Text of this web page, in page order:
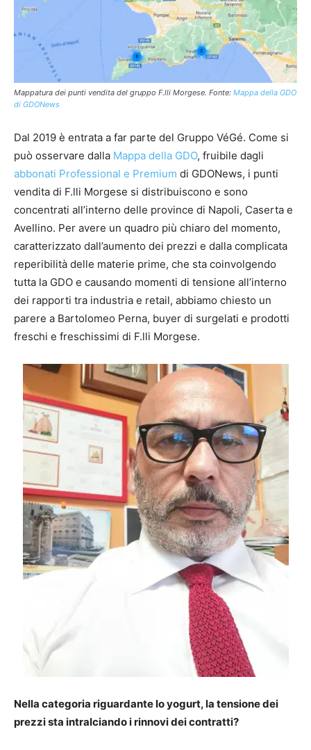
Mappatura dei punti vendita del gruppo F.lli Morgese. Fonte: Mappa della GDO
di GDONews
Dal 2019 è entrata a far parte del Gruppo VéGé. Come si
può osservare dalla Mappa della GDO, fruibile dagli
abbonati Professional e Premium di GDONews, i punti
vendita di F.lli Morgese si distribuiscono e sono
concentrati all’interno delle province di Napoli, Caserta e
Avellino. Per avere un quadro più chiaro del momento,
caratterizzato dall’aumento dei prezzi e dalla complicata
reperibilità delle materie prime, che sta coinvolgendo
tutta la GDO e causando momenti di tensione all’interno
dei rapporti tra industria e retail, abbiamo chiesto un
parere a Bartolomeo Perna, buyer di surgelati e prodotti
freschi e freschissimi di F.lli Morgese.
Nella categoria riguardante lo yogurt, la tensione dei
prezzi sta intralciando i rinnovi dei contratti?